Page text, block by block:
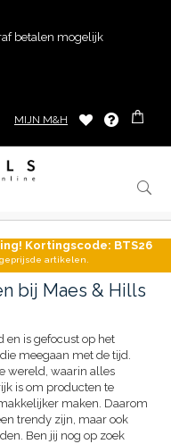
betalen mogelijk
MIJN M&H
Kortingscode: BTS26
artikelen.
bij Maes & Hills
en is gefocust op het
meegaan met de tijd.
wereld, waarin alles
is om producten te
maken. Daarom
trendy zijn, maar ook
Ben jij nog op zoek